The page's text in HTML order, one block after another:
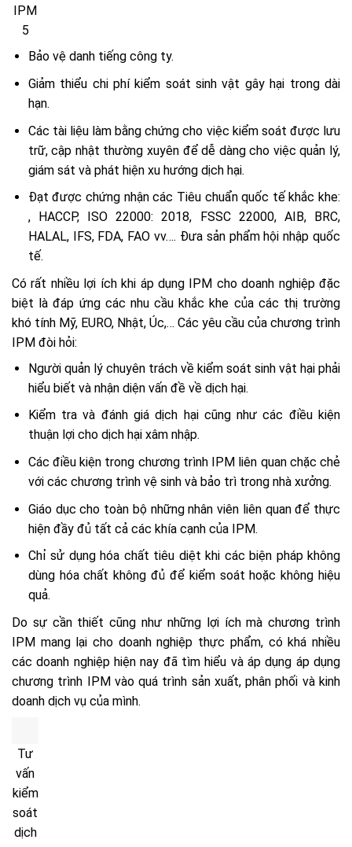
IPM
5
Bảo vệ danh tiếng công ty.
Giảm thiểu chi phí kiểm soát sinh vật gây hại trong dài
hạn.
Các tài liệu làm bằng chứng cho việc kiểm soát được lưu
trữ, cập nhật thường xuyên để dễ dàng cho việc quản lý,
giám sát và phát hiện xu hướng dịch hại.
Đạt được chứng nhận các Tiêu chuẩn quốc tế khắc khe:
, HACCP, ISO 22000: 2018, FSSC 22000, AIB, BRC,
HALAL, IFS, FDA, FAO vv…. Đưa sản phẩm hội nhập quốc
tế.
Có rất nhiều lợi ích khi áp dụng IPM cho doanh nghiệp đặc
biệt là đáp ứng các nhu cầu khắc khe của các thị trường
khó tính Mỹ, EURO, Nhật, Úc,… Các yêu cầu của chương trình
IPM đòi hỏi:
Người quản lý chuyên trách về kiểm soát sinh vật hại phải
hiểu biết và nhận diện vấn đề về dịch hại.
Kiểm tra và đánh giá dịch hại cũng như các điều kiện
thuận lợi cho dịch hại xâm nhập.
Các điều kiện trong chương trình IPM liên quan chặc chẻ
với các chương trình vệ sinh và bảo trì trong nhà xưởng.
Giáo dục cho toàn bộ những nhân viên liên quan để thực
hiện đầy đủ tất cả các khía cạnh của IPM.
Chỉ sử dụng hóa chất tiêu diệt khi các biện pháp không
dùng hóa chất không đủ để kiểm soát hoặc không hiệu
quả.
Do sự cần thiết cũng như những lợi ích mà chương trình
IPM mang lại cho doanh nghiệp thực phẩm, có khá nhiều
các doanh nghiệp hiện nay đã tìm hiểu và áp dụng áp dụng
chương trình IPM vào quá trình sản xuất, phân phối và kinh
doanh dịch vụ của mình.
Tư
vấn
kiểm
soát
dịch